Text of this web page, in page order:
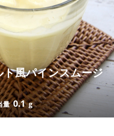
風パインスムージ
量0.1 g